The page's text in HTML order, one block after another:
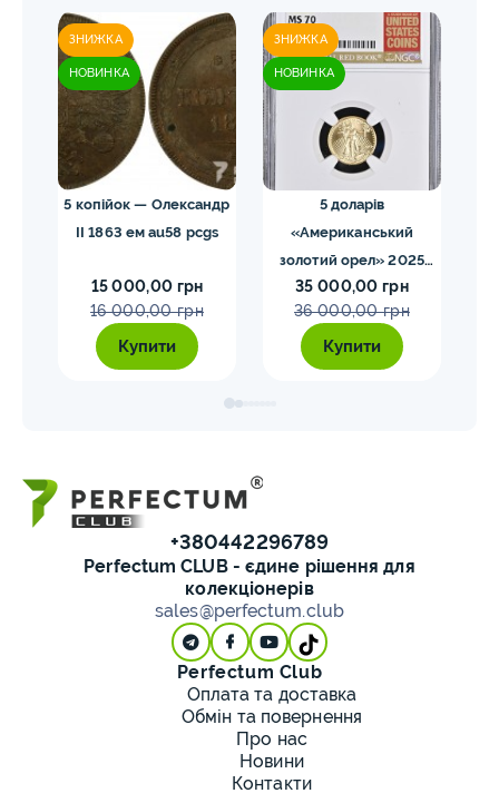
ЗНИЖКА
НОВИНКА
5 копійок — Олександр
II 1863 ем au58 pcgs
15 000,00 грн
16 000,00 грн
Купити
ЗНИЖКА
НОВИНКА
5 доларів
«Американський
золотий орел» 2025
MS70 NGC орел тип2
35 000,00 грн
36 000,00 грн
Купити
+380442296789
Perfectum CLUB - єдине рішення для
колекціонерів
sales@perfectum.club
Perfectum Club
Оплата та доставка
Обмін та повернення
Про нас
Новини
Контакти